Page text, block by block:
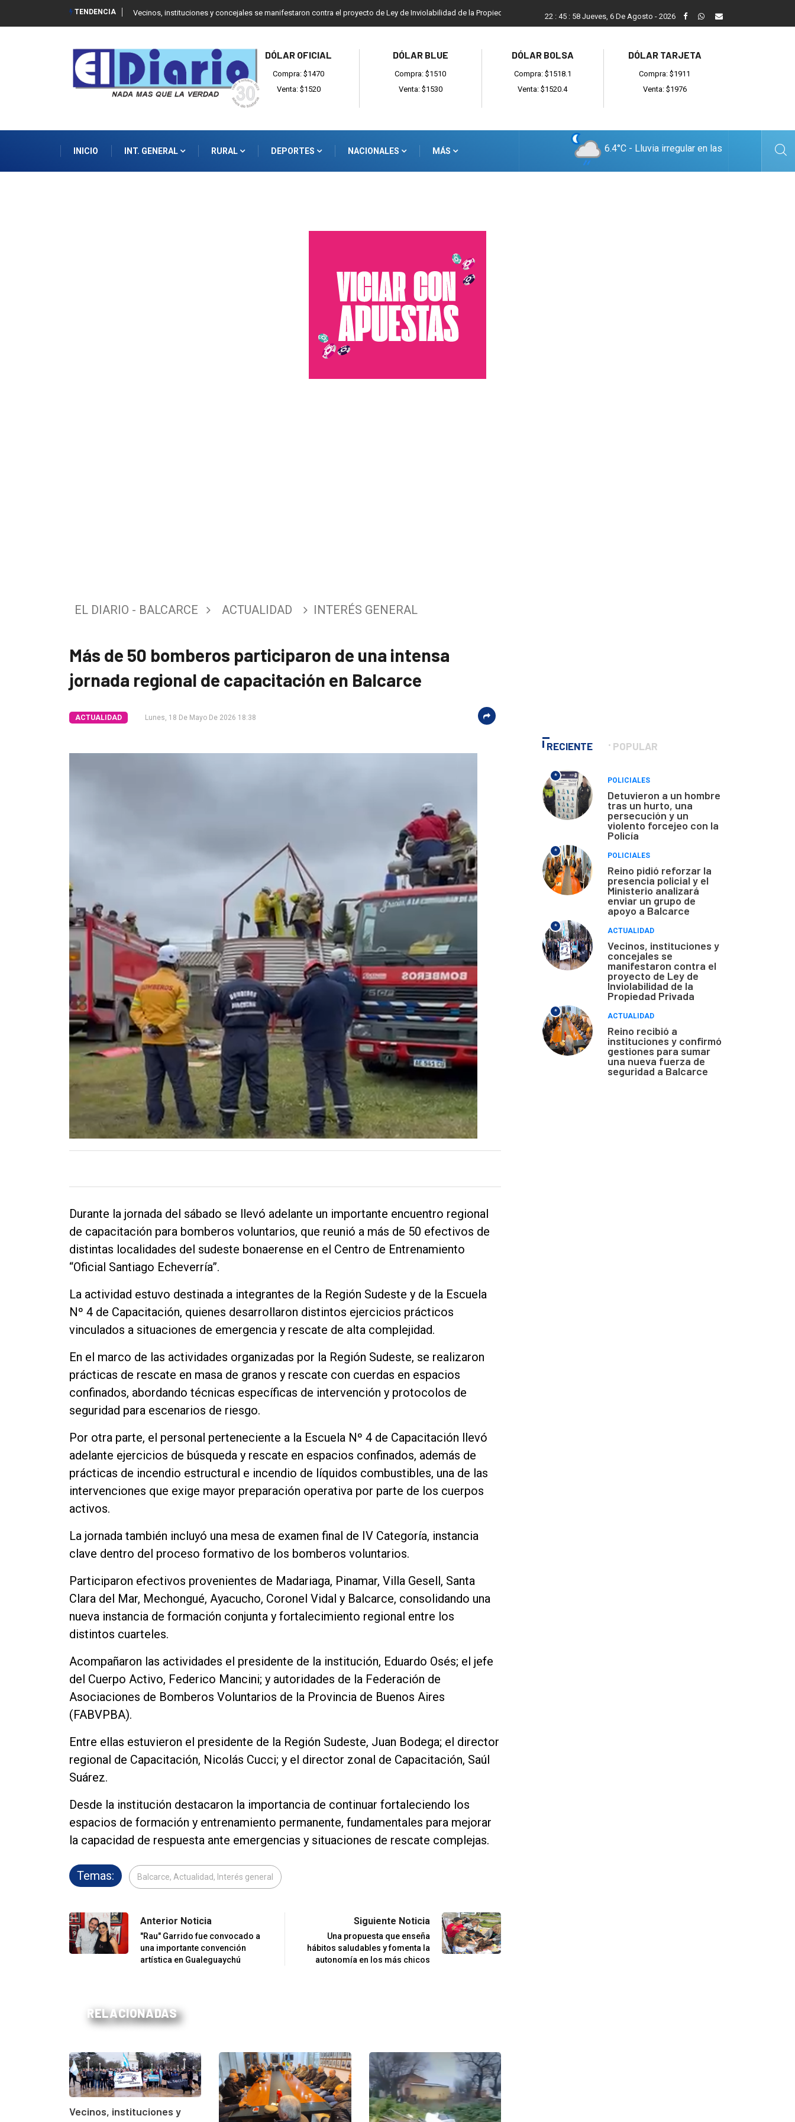
TENDENCIA Vecinos, instituciones y concejales se manifestaron contra el proyecto de Ley de Inviolabilidad de la Propiedad Privada Reino recibió a instituciones y confirmó gestiones para
22 : 45 : 59 Jueves, 6 De Agosto - 2026
DÓLAR OFICIAL
Compra: $1470
Venta: $1520
DÓLAR BLUE
Compra: $1510
Venta: $1530
DÓLAR BOLSA
Compra: $1518.1
Venta: $1520.4
DÓLAR TARJETA
Compra: $1911
Venta: $1976
INICIO INT. GENERAL RURAL DEPORTES NACIONALES MÁS 6.4°C - Lluvia irregular en las
Entrevistas
Fúnebres
EL DIARIO - BALCARCE ACTUALIDAD INTERÉS GENERAL
Más de 50 bomberos participaron de una intensa
jornada regional de capacitación en Balcarce
ACTUALIDAD Lunes, 18 De Mayo De 2026 18:38
Durante la jornada del sábado se llevó adelante un importante encuentro regional
de capacitación para bomberos voluntarios, que reunió a más de 50 efectivos de
distintas localidades del sudeste bonaerense en el Centro de Entrenamiento
“Oficial Santiago Echeverría”.
La actividad estuvo destinada a integrantes de la Región Sudeste y de la Escuela
Nº 4 de Capacitación, quienes desarrollaron distintos ejercicios prácticos
vinculados a situaciones de emergencia y rescate de alta complejidad.
En el marco de las actividades organizadas por la Región Sudeste, se realizaron
prácticas de rescate en masa de granos y rescate con cuerdas en espacios
confinados, abordando técnicas específicas de intervención y protocolos de
seguridad para escenarios de riesgo.
Por otra parte, el personal perteneciente a la Escuela Nº 4 de Capacitación llevó
adelante ejercicios de búsqueda y rescate en espacios confinados, además de
prácticas de incendio estructural e incendio de líquidos combustibles, una de las
intervenciones que exige mayor preparación operativa por parte de los cuerpos
activos.
La jornada también incluyó una mesa de examen final de IV Categoría, instancia
clave dentro del proceso formativo de los bomberos voluntarios.
Participaron efectivos provenientes de Madariaga, Pinamar, Villa Gesell, Santa
Clara del Mar, Mechongué, Ayacucho, Coronel Vidal y Balcarce, consolidando una
nueva instancia de formación conjunta y fortalecimiento regional entre los
distintos cuarteles.
Acompañaron las actividades el presidente de la institución, Eduardo Osés; el jefe
del Cuerpo Activo, Federico Mancini; y autoridades de la Federación de
Asociaciones de Bomberos Voluntarios de la Provincia de Buenos Aires
(FABVPBA).
Entre ellas estuvieron el presidente de la Región Sudeste, Juan Bodega; el director
regional de Capacitación, Nicolás Cucci; y el director zonal de Capacitación, Saúl
Suárez.
Desde la institución destacaron la importancia de continuar fortaleciendo los
espacios de formación y entrenamiento permanente, fundamentales para mejorar
la capacidad de respuesta ante emergencias y situaciones de rescate complejas.
Temas: Balcarce, Actualidad, Interés general
Anterior Noticia
"Rau" Garrido fue convocado a
una importante convención
artística en Gualeguaychú
Siguiente Noticia
Una propuesta que enseña
hábitos saludables y fomenta la
autonomía en los más chicos
RELACIONADAS
Vecinos, instituciones y
RECIENTE POPULAR
*
POLICIALES
Detuvieron a un hombre
tras un hurto, una
persecución y un
violento forcejeo con la
Policía
*
POLICIALES
Reino pidió reforzar la
presencia policial y el
Ministerio analizará
enviar un grupo de
apoyo a Balcarce
*
ACTUALIDAD
Vecinos, instituciones y
concejales se
manifestaron contra el
proyecto de Ley de
Inviolabilidad de la
Propiedad Privada
*
ACTUALIDAD
Reino recibió a
instituciones y confirmó
gestiones para sumar
una nueva fuerza de
seguridad a Balcarce